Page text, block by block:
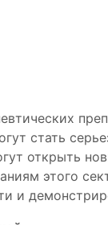
стать
открыть
этого
и